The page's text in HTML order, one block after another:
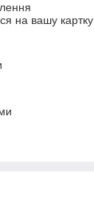
на вашу картку